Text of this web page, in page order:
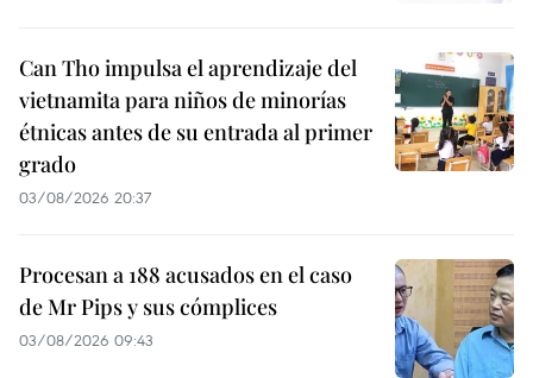
Can Tho impulsa el aprendizaje del
vietnamita para niños de minorías
étnicas antes de su entrada al primer
grado
03/08/2026 20:37
Procesan a 188 acusados en el caso
de Mr Pips y sus cómplices
03/08/2026 09:43